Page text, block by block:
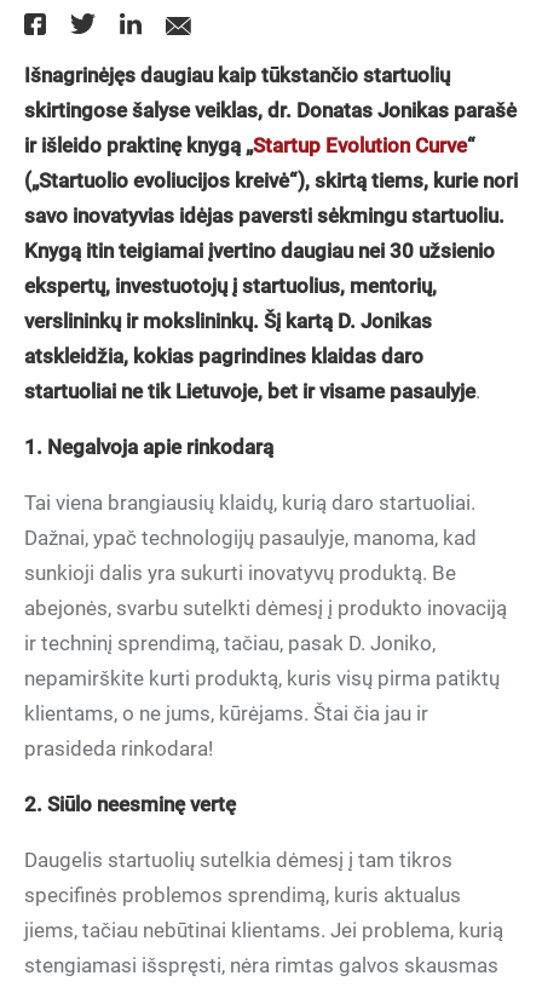
Išnagrinėjęs daugiau kaip tūkstančio startuolių
skirtingose šalyse veiklas, dr. Donatas Jonikas parašė
ir išleido praktinę knygą „Startup Evolution Curve“
(„Startuolio evoliucijos kreivė“), skirtą tiems, kurie nori
savo inovatyvias idėjas paversti sėkmingu startuoliu.
Knygą itin teigiamai įvertino daugiau nei 30 užsienio
ekspertų, investuotojų į startuolius, mentorių,
verslininkų ir mokslininkų. Šį kartą D. Jonikas
atskleidžia, kokias pagrindines klaidas daro
startuoliai ne tik Lietuvoje, bet ir visame pasaulyje.
1. Negalvoja apie rinkodarą
Tai viena brangiausių klaidų, kurią daro startuoliai.
Dažnai, ypač technologijų pasaulyje, manoma, kad
sunkioji dalis yra sukurti inovatyvų produktą. Be
abejonės, svarbu sutelkti dėmesį į produkto inovaciją
ir techninį sprendimą, tačiau, pasak D. Joniko,
nepamirškite kurti produktą, kuris visų pirma patiktų
klientams, o ne jums, kūrėjams. Štai čia jau ir
prasideda rinkodara!
2. Siūlo neesminę vertę
Daugelis startuolių sutelkia dėmesį į tam tikros
specifinės problemos sprendimą, kuris aktualus
jiems, tačiau nebūtinai klientams. Jei problema, kurią
stengiamasi išspręsti, nėra rimtas galvos skausmas